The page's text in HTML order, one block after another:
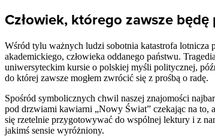
Człowiek, którego zawsze będę
Wśród tylu ważnych ludzi sobotnia katastrofa lotnicza
akademickiego, człowieka oddanego państwu.
uniwersyteckim kursie o polskiej myśli politycznej,
do której zawsze mogłem zwrócić się z prośbą o radę.
Spośród symbolicznych chwil naszej znajomości
pod drzwiami kawiarni „Nowy Świat” czekając na to,
się rzetelnie przygotowywać do wspólnej lektury i z
jakimś sensie wyróżniony.